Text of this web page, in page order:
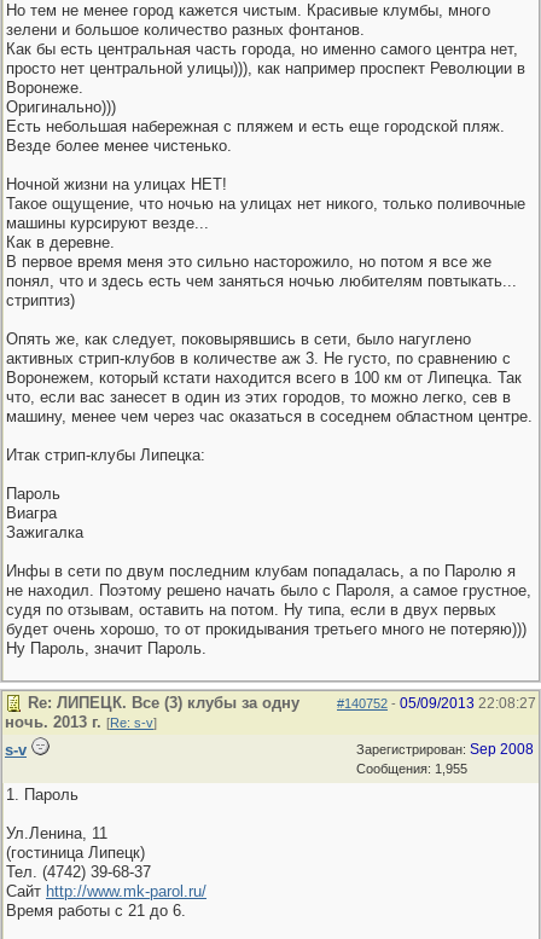
Но тем не менее город кажется чистым. Красивые клумбы, много
зелени и большое количество разных фонтанов.
Как бы есть центральная часть города, но именно самого центра нет,
просто нет центральной улицы))), как например проспект Революции в
Воронеже.
Оригинально)))
Есть небольшая набережная с пляжем и есть еще городской пляж.
Везде более менее чистенько.
Ночной жизни на улицах НЕТ!
Такое ощущение, что ночью на улицах нет никого, только поливочные
машины курсируют везде...
Как в деревне.
В первое время меня это сильно насторожило, но потом я все же
понял, что и здесь есть чем заняться ночью любителям повтыкать...
стриптиз)
Опять же, как следует, поковырявшись в сети, было нагуглено
активных стрип-клубов в количестве аж 3. Не густо, по сравнению с
Воронежем, который кстати находится всего в 100 км от Липецка. Так
что, если вас занесет в один из этих городов, то можно легко, сев в
машину, менее чем через час оказаться в соседнем областном центре.
Итак стрип-клубы Липецка:
Пароль
Виагра
Зажигалка
Инфы в сети по двум последним клубам попадалась, а по Паролю я
не находил. Поэтому решено начать было с Пароля, а самое грустное,
судя по отзывам, оставить на потом. Ну типа, если в двух первых
будет очень хорошо, то от прокидывания третьего много не потеряю)))
Ну Пароль, значит Пароль.
#140752 - 05/09/2013 22:08:27
Re: ЛИПЕЦК. Все (3) клубы за одну
ночь. 2013 г. [Re: s-v]
Зарегистрирован: Sep 2008
Сообщения: 1,955
s-v
1. Пароль
Ул.Ленина, 11
(гостиница Липецк)
Тел. (4742) 39-68-37
Сайт http://www.mk-parol.ru/
Время работы с 21 до 6.